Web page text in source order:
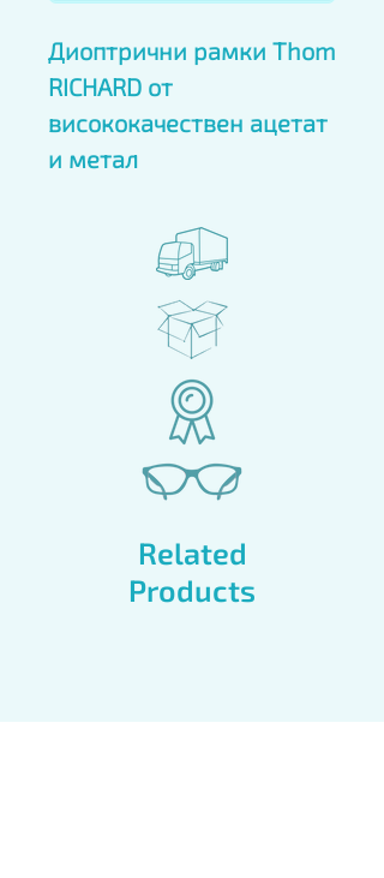
Диоптрични рамки Thom
RICHARD от
висококачествен ацетат
и метал
Related
Products